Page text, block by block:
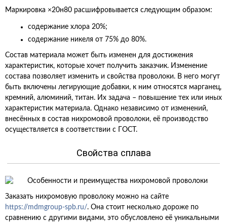
Маркировка ×20н80 расшифровывается следующим образом:
содержание хлора 20%;
содержание никеля от 75% до 80%.
Состав материала может быть изменен для достижения
характеристик, которые хочет получить заказчик. Изменение
состава позволяет изменить и свойства проволоки. В него могут
быть включены легирующие добавки, к ним относятся марганец,
кремний, алюминий, титан. Их задача – повышение тех или иных
характеристик материала. Однако независимо от изменений,
внесённых в состав нихромовой проволоки, её производство
осуществляется в соответствии с ГОСТ.
Свойства сплава
Заказать нихромовую проволоку можно на сайте
https://mdmgroup-spb.ru/. Она стоит несколько дороже по
сравнению с другими видами, это обусловлено её уникальными